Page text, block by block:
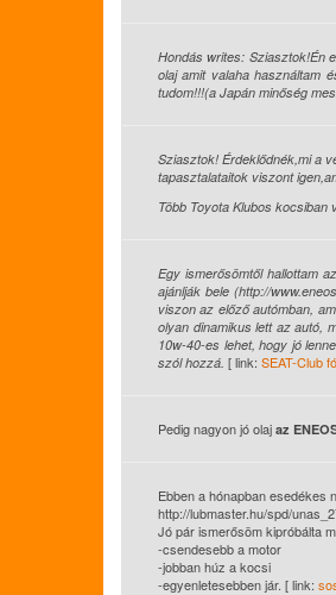
Hondás writes: Sziasztok!Én
olaj amit valaha használtam
tudom!!!(a Japán minőség
Sziasztok! Érdeklődnék,mi a
tapasztalataitok viszont
Több Toyota Klubos kocsiban
Egy ismerősömtől hallottam
ajánlják bele (http://
viszon az előző autómban,
olyan dinamikus lett az autó,
10w-40-es lehet, hogy jó
szól hozzá. [ link: SEAT-Club
Pedig nagyon jó olaj az
Ebben a hónapban esedékes
http://lubmaster.hu/spd/
Jó pár ismerősöm kipróbálta
-csendesebb a motor
-jobban húz a kocsi
-egyenletesebben jár. [ link: